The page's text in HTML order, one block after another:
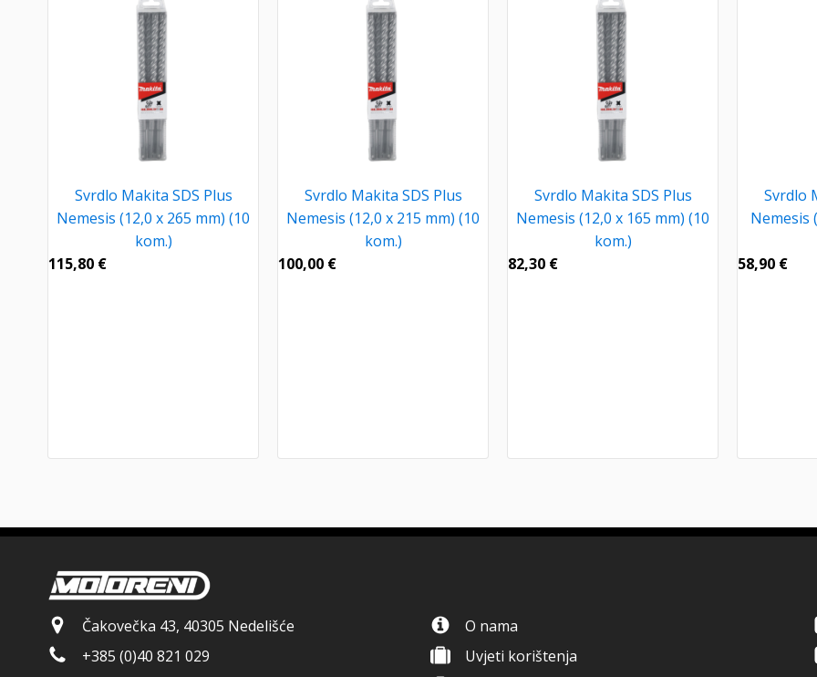
Svrdlo Makita SDS Plus
Nemesis (12,0 x 265 mm) (10
kom.)
115,80 €
Svrdlo Makita SDS Plus
Nemesis (12,0 x 215 mm) (10
kom.)
100,00 €
Svrdlo Makita SDS Plus
Nemesis (12,0 x 165 mm) (10
kom.)
82,30 €
Svrdlo
Nemesis
58,90 €
Čakovečka 43, 40305 Nedelišće
+385 (0)40 821 029
O nama
Uvjeti korištenja